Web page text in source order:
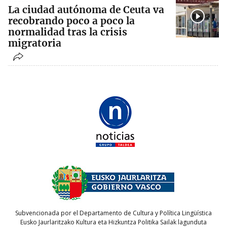
La ciudad autónoma de Ceuta va
recobrando poco a poco la
normalidad tras la crisis
migratoria
Subvencionada por el Departamento de Cultura y Política Lingüística
Eusko Jaurlaritzako Kultura eta Hizkuntza Politika Sailak lagunduta